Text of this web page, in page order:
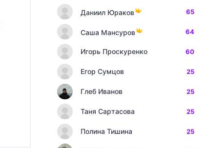
Даниил Юраков 65
Саша Мансуров 64
Игорь Проскуренко 60
Егор Сумцов 25
Глеб Иванов 25
Таня Сартасова 25
Полина Тишина 25